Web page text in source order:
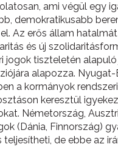
ami végül egy
demokratikusabb
Az erős állam
és új
jogok tiszteletén
alapozza. Nyugat-
a kormányok
keresztül
Németország,
(Dánia, Finnország)
teljesítheti, de ebbe az